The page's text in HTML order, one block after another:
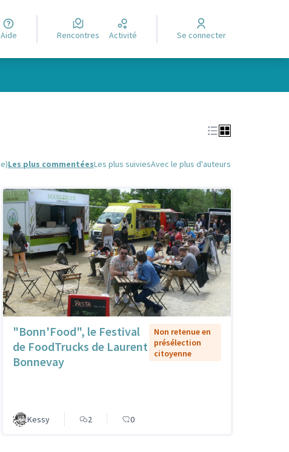
Aide Rencontres Activité Se connecter
Les plus commentéesLes plus suiviesAvec le plus d'auteurs
"Bonn'Food", le Festival
de FoodTrucks de Laurent
Bonnevay
Non retenue en
présélection
citoyenne
Kessy 2 0